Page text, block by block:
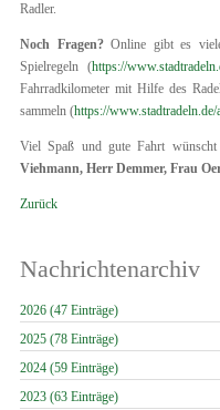
Radler.
Noch Fragen?Online gibt es
Spielregeln (https://
Fahrradkilometer mit Hilfe des
sammeln (https://www.stadtradeln.de/
Viel Spaß und gute Fahrt wünscht
Viehmann, Herr Demmer, Frau
Zurück
Nachrichtenarchiv
2026 (47 Einträge)
2025 (78 Einträge)
2024 (59 Einträge)
2023 (63 Einträge)